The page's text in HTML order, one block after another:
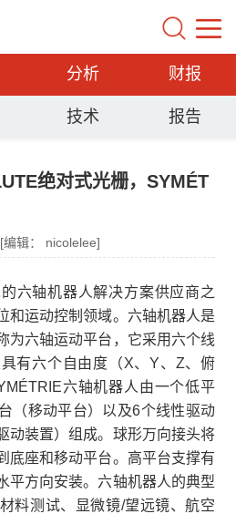
分析 财报
技术 报告
绝对式光栅，SYMÉT
[编辑： nicolelee]
六轴机器人解决方案供应商之
和运动控制领域。六轴机器人是
为六轴运动平台，它采用六个线
有六个自由度（X、Y、Z、俯
六轴机器人由一个低平
（移动平台）以及6个线性驱动
动装置）组成。球形万向接头将
底座和移动平台。高平台支撑有
平方向安装。六轴机器人的典型
料测试、显微镜/望远镜、航空